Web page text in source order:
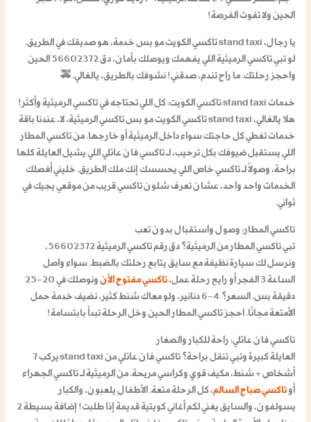
الحين ولا تفوت الفرصة!
يا رجال، stand taxi تاكسي الكويت مو بس خدمة، هو صديقك في الطريق.
لو تبي تاكسي الرميثية اللي يفهمك ويوصلك بأمان، دق 56602372 الحين
واحجز رحلتك. ما راح تندم، صدقني! نشوفك بالطريق، يالغالي. 🚕
خدمات stand taxi تاكسي الكويت: كل اللي تحتاجه في تاكسي الرميثية وأكثر!
هلا يالغالي، stand taxi تاكسي الكويت مو بستاكسي الرميثية، لا، عندنا باقة
خدمات تغطي كل حاجتك سواء داخل الرميثية أو خارجها. منتاكسي المطار
اللي يستقبل ضيوفك بكل ترحيب، لـتاكسي فان عائلياللي يشيل العايلة كلها
براحة، وصولاً لـتاكسي خاصاللي يحسسك إنك ملك الطريق. خليني أفصلك
الخدمات واحد واحد، عشان تعرف شلونتاكسي قريب من موقعي يجيك في
ثواني.
تاكسي المطار: وصول واستقبال بدون تعب
تبيتاكسي المطار من الرميثية؟ دقرقم تاكسي الرميثية 56602372
،
ونرسل لك سيارة نظيفة مع سايق يتابع رحلتك بالضبط. سواء واصل
الساعة 3 الفجر أو رايح رحلة عمل،
تاكسي مفتوح الأن
ونوصلك في 20-25
دقيقة بس. السعر؟ 4-6 دنانير، ولو معاك شنط كثير، نضيف خدمة حمل
الأمتعة مجانًا. احجزتاكسي المطار الحين وخل الرحلة تبدأ بابتسامة!
تاكسي فان عائلي: راحة للكبار والصغار
العايلة كبيرة وتبي تنقل براحة؟تاكسي فان عائليمن stand taxi
يركب 7
أشخاص + شنط، مكيف قوي وكراسي مريحة. من الرميثية لـتاكسي الجهراء
أوتاكسي صباح السالم، كل الرحلة متعة. الأطفال يلعبون، والكبار
يسولفون، والسايق يغني لكم أغاني كويتية قديمة إذا طلبت! إضافة بسيطة 2